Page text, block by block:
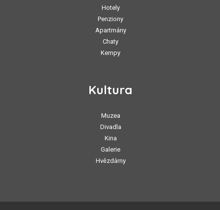
Hotely
Penziony
Apartmány
Chaty
Kempy
Kultura
Muzea
Divadla
Kina
Galerie
Hvězdárny